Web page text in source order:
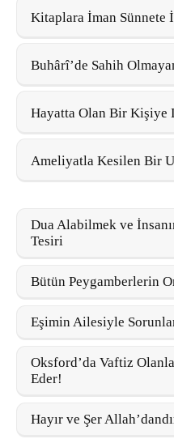
Kitaplara İman Sünnete
Buhârî’de Sahih
Hayatta Olan Bir Kişiye
Ameliyatla Kesilen Bir
Dua Alabilmek ve
Tesiri
Bütün Peygamberlerin
Eşimin Ailesiyle
Oksford’da Vaftiz
Eder!
Hayır ve Şer